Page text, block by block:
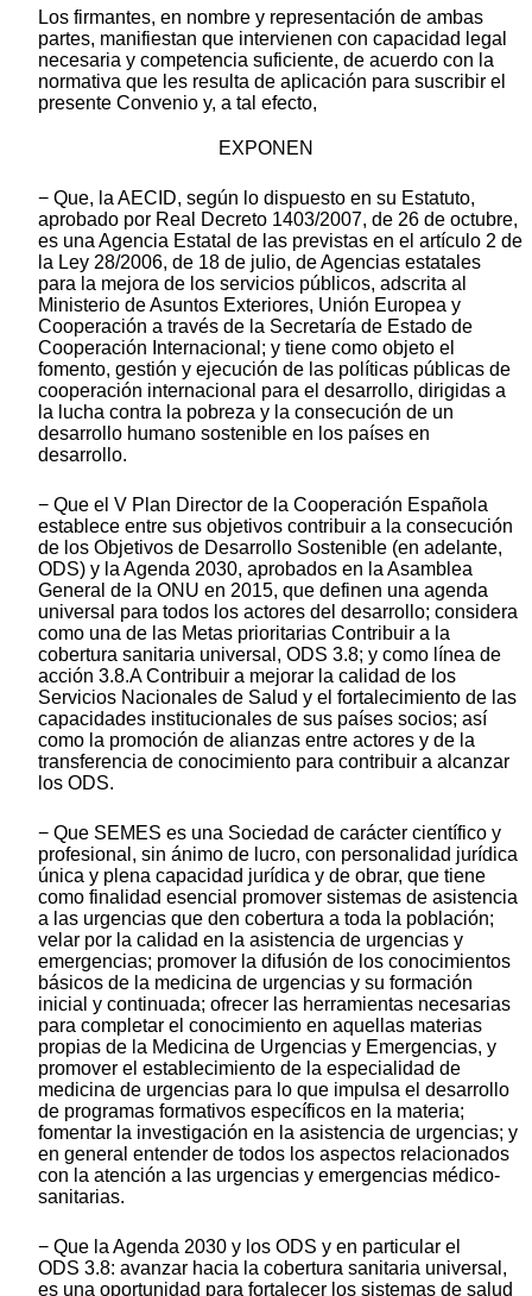
Los firmantes, en nombre y representación de ambas
partes, manifiestan que intervienen con capacidad legal
necesaria y competencia suficiente, de acuerdo con la
normativa que les resulta de aplicación para suscribir el
presente Convenio y, a tal efecto,
EXPONEN
− Que, la AECID, según lo dispuesto en su Estatuto,
aprobado por Real Decreto 1403/2007, de 26 de octubre,
es una Agencia Estatal de las previstas en el artículo 2 de
la Ley 28/2006, de 18 de julio, de Agencias estatales
para la mejora de los servicios públicos, adscrita al
Ministerio de Asuntos Exteriores, Unión Europea y
Cooperación a través de la Secretaría de Estado de
Cooperación Internacional; y tiene como objeto el
fomento, gestión y ejecución de las políticas públicas de
cooperación internacional para el desarrollo, dirigidas a
la lucha contra la pobreza y la consecución de un
desarrollo humano sostenible en los países en
desarrollo.
− Que el V Plan Director de la Cooperación Española
establece entre sus objetivos contribuir a la consecución
de los Objetivos de Desarrollo Sostenible (en adelante,
ODS) y la Agenda 2030, aprobados en la Asamblea
General de la ONU en 2015, que definen una agenda
universal para todos los actores del desarrollo; considera
como una de las Metas prioritarias Contribuir a la
cobertura sanitaria universal, ODS 3.8; y como línea de
acción 3.8.A Contribuir a mejorar la calidad de los
Servicios Nacionales de Salud y el fortalecimiento de las
capacidades institucionales de sus países socios; así
como la promoción de alianzas entre actores y de la
transferencia de conocimiento para contribuir a alcanzar
los ODS.
− Que SEMES es una Sociedad de carácter científico y
profesional, sin ánimo de lucro, con personalidad jurídica
única y plena capacidad jurídica y de obrar, que tiene
como finalidad esencial promover sistemas de asistencia
a las urgencias que den cobertura a toda la población;
velar por la calidad en la asistencia de urgencias y
emergencias; promover la difusión de los conocimientos
básicos de la medicina de urgencias y su formación
inicial y continuada; ofrecer las herramientas necesarias
para completar el conocimiento en aquellas materias
propias de la Medicina de Urgencias y Emergencias, y
promover el establecimiento de la especialidad de
medicina de urgencias para lo que impulsa el desarrollo
de programas formativos específicos en la materia;
fomentar la investigación en la asistencia de urgencias; y
en general entender de todos los aspectos relacionados
con la atención a las urgencias y emergencias médico-
sanitarias.
− Que la Agenda 2030 y los ODS y en particular el
ODS 3.8: avanzar hacia la cobertura sanitaria universal,
es una oportunidad para fortalecer los sistemas de salud